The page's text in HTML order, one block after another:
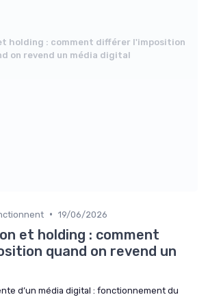
holding : comment différer l'imposition
on revend un média digital
• 19/06/2026
et holding : comment
quand on revend un
d’un média digital : fonctionnement du